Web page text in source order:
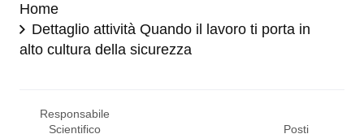
Home
Dettaglio attività Quando il lavoro ti porta in
alto cultura della sicurezza
Responsabile
Scientifico
Posti